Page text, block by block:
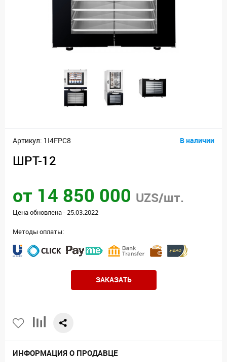
Артикул: 1I4FPC8 В наличии
ШРТ-12
от 14 850 000 UZS/шт.
Цена обновлена - 25.03.2022
Методы оплаты:
ЗАКАЗАТЬ
ИНФОРМАЦИЯ О ПРОДАВЦЕ